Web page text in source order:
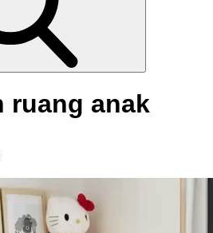
ruang anak